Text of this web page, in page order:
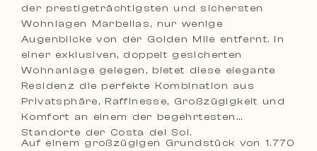
der prestigeträchtigsten und sichersten
Wohnlagen Marbellas, nur wenige
Augenblicke von der Golden Mile entfernt. In
einer exklusiven, doppelt gesicherten
Wohnanlage gelegen, bietet diese elegante
Residenz die perfekte Kombination aus
Privatsphäre, Raffinesse, Großzügigkeit und
Komfort an einem der begehrtesten
Standorte der Costa del Sol.
Auf einem großzügigen Grundstück von 1.770